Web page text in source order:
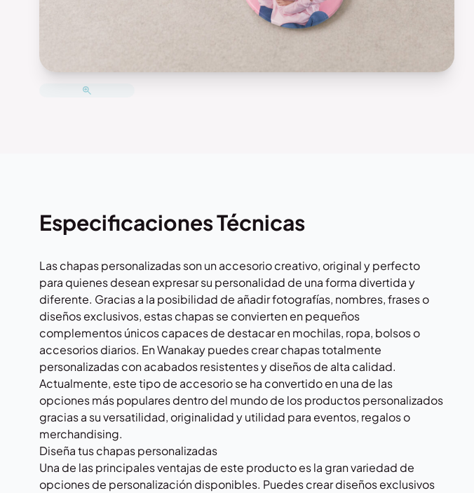
Especificaciones Técnicas
Las chapas personalizadas son un accesorio creativo, original y perfecto
para quienes desean expresar su personalidad de una forma divertida y
diferente. Gracias a la posibilidad de añadir fotografías, nombres, frases o
diseños exclusivos, estas chapas se convierten en pequeños
complementos únicos capaces de destacar en mochilas, ropa, bolsos o
accesorios diarios. EnWanakaypuedes crear chapas totalmente
personalizadas con acabados resistentes y diseños de alta calidad.
Actualmente, este tipo de accesorio se ha convertido en una de las
opciones más populares dentro del mundo de los productos personalizados
gracias a su versatilidad, originalidad y utilidad para eventos, regalos o
merchandising.
Diseña tus chapas personalizadas
Una de las principales ventajas de este producto es la gran variedad de
opciones de personalización disponibles. Puedes crear diseños exclusivos